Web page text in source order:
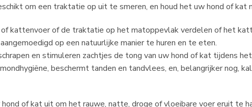
om een traktatie op uit te smeren, en houd het uw hond of kat
kattenvoer of de traktatie op het matoppevlak verdelen of het
op een natuurlijke manier te huren en te eten.
en stimuleren zachtjes de tong van uw hond of kat tijdens
beschermt tanden en tandvlees, en, belangrijker nog,
of kat uit om het rauwe, natte, droge of vloeibare voer eruit te